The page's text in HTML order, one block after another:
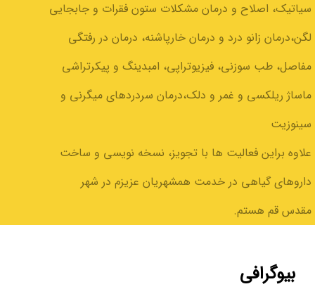
سیاتیک، اصلاح و درمان مشکلات ستون فقرات و جابجایی
لگن،درمان زانو درد و درمان خارپاشنه، درمان در رفتگی
مفاصل، طب سوزنی، فیزیوتراپی، امبدینگ و پیکرتراشی
ماساژ ریلکسی و غمر و دلک،درمان سردردهای میگرنی و
سینوزیت
علاوه براین فعالیت ها با تجویز، نسخه نویسی و ساخت
داروهای گیاهی در خدمت همشهریان عزیزم در شهر
مقدس قم هستم.
بیوگرافی